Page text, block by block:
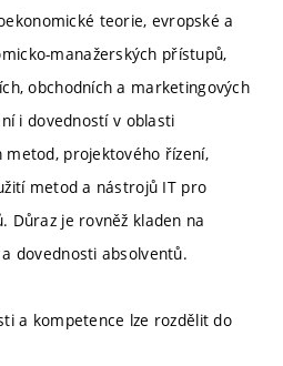
teorie, evropské a
manažerských přístupů,
obchodních a marketingových
i dovedností v oblasti
projektového řízení,
metod a nástrojů IT pro
Důraz je rovněž kladen na
dovednosti absolventů.
a kompetence lze rozdělit do